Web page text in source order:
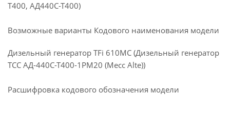
Т400, АД440С-Т400)
Возможные варианты Кодового наименования модели
Дизельный генератор TFi 610MC (Дизельный генератор
ТСС АД-440С-Т400-1РМ20 (Mecc Alte))
Расшифровка кодового обозначения модели